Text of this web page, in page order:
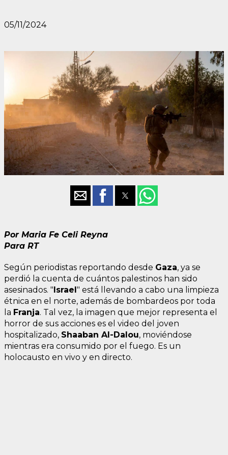
05/11/2024
Por Maria Fe Celi Reyna
Para RT
Según periodistas reportando desde Gaza, ya se
perdió la cuenta de cuántos palestinos han sido
asesinados. "Israel" está llevando a cabo una limpieza
étnica en el norte, además de bombardeos por toda
la Franja. Tal vez, la imagen que mejor representa el
horror de sus acciones es el video del joven
hospitalizado, Shaaban Al-Dalou, moviéndose
mientras era consumido por el fuego. Es un
holocausto en vivo y en directo.